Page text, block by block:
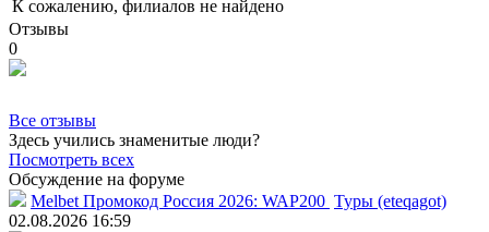
К сожалению, филиалов не найдено
Отзывы
0
Все отзывы
Здесь учились знаменитые люди?
Посмотреть всех
Обсуждение на форуме
Melbet Промокод Россия 2026: WAP200 Туры (eteqagot)
02.08.2026 16:59